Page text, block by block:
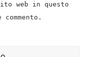
web in questo